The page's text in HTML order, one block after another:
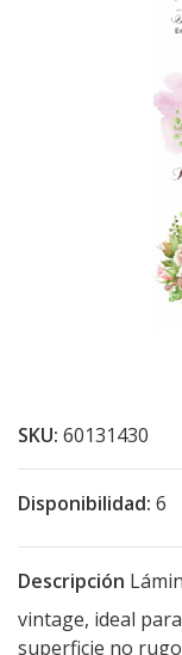
SKU: 60131430
Disponibilidad: 6
Descripción
vintage, ideal
superficie no